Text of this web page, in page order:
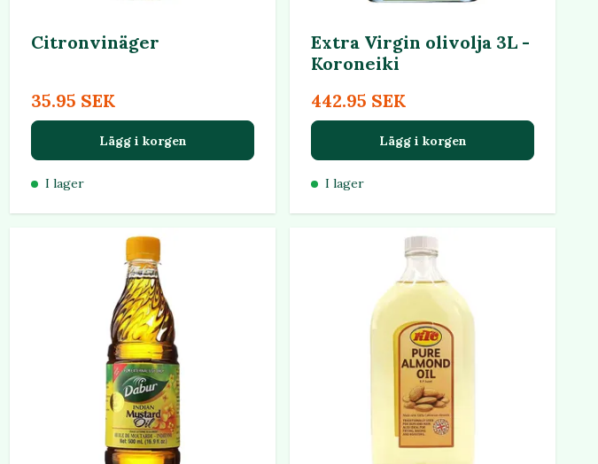
Citronvinäger
35.95 SEK
Lägg i korgen
I lager
Extra Virgin olivolja 3L -
Koroneiki
442.95 SEK
Lägg i korgen
I lager